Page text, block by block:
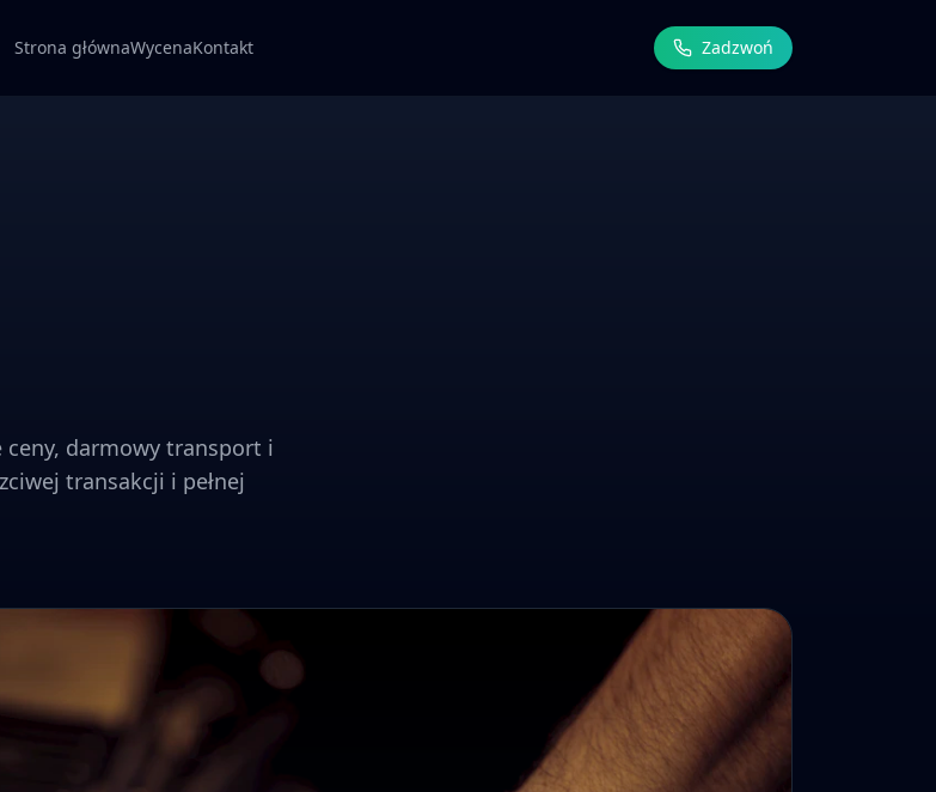
Strona głównaWycenaKontakt Zadzwoń
ceny, darmowy transport i
transakcji i pełnej